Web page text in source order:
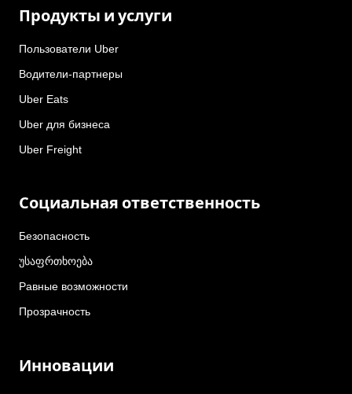
Продукты и услуги
Пользователи Uber
Водители-партнеры
Uber Eats
Uber для бизнеса
Uber Freight
Социальная ответственность
Безопасность
უსაფრთხოება
Равные возможности
Прозрачность
Инновации